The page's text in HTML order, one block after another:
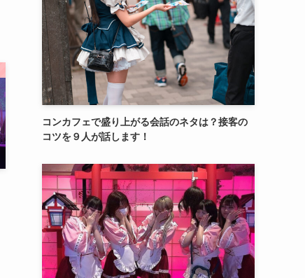
コンカフェで盛り上がる会話のネタは？接客の
コツを９人が話します！